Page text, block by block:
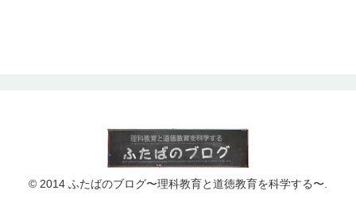
© 2014 ふたばのブログ〜理科教育と道徳教育を科学する〜.